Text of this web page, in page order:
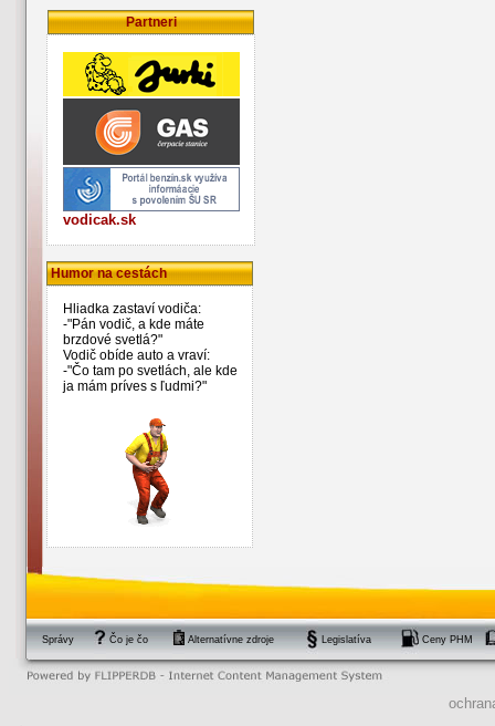
Partneri
vodicak.sk
Humor na cestách
Hliadka zastaví vodiča:
-"Pán vodič, a kde máte
brzdové svetlá?"
Vodič obíde auto a vraví:
-"Čo tam po svetlách, ale kde
ja mám príves s ľudmi?"
Správy Čo je čo Alternatívne zdroje Legislatíva Ceny PHM